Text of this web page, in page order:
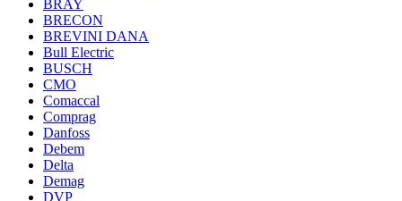
BRAY
BRECON
BREVINI DANA
Bull Electric
BUSCH
CMO
Comaccal
Comprag
Danfoss
Debem
Delta
Demag
DVP